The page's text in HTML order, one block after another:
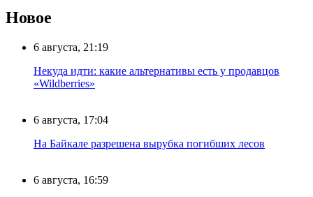
Новое
6 августа, 21:19
Некуда идти: какие альтернативы есть у продавцов
«Wildberries»
6 августа, 17:04
На Байкале разрешена вырубка погибших лесов
6 августа, 16:59